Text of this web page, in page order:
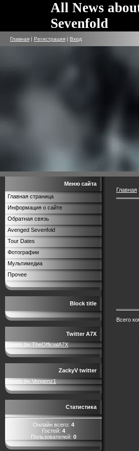
All News
Sevenfold
Главная | Регистрация | Вход
Меню сайта
Главная страница
Информация о сайте
Обратная связь
Avenged Sevenfold
Tour Dates
Фотографии
Мультимедиа
Прочее
Block title
Twitter A7X
Tweets by TheOfficialA7X
ZackyV twitter
Tweets by Vengenz1
Статистика
Онлайн всего: 4
Гостей: 4
Пользователей: 0
Главная
Всего